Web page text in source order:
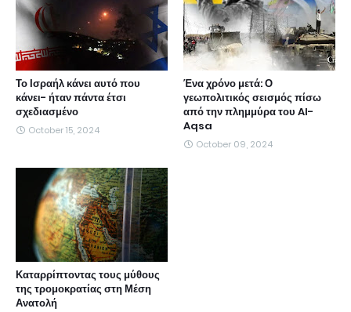
Το Ισραήλ κάνει αυτό που
κάνει- ήταν πάντα έτσι
σχεδιασμένο
October 15, 2024
Ένα χρόνο μετά: Ο
γεωπολιτικός σεισμός πίσω
από την πλημμύρα του Al-
Aqsa
October 09, 2024
Καταρρίπτοντας τους μύθους
της τρομοκρατίας στη Μέση
Ανατολή